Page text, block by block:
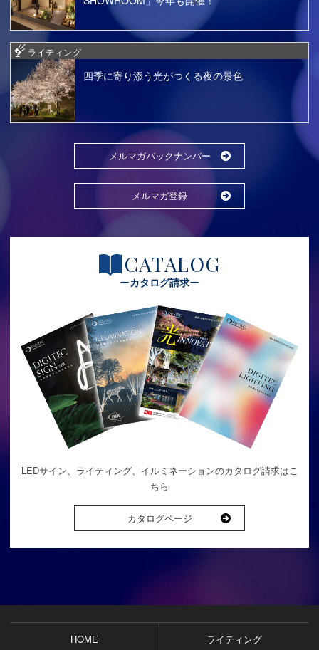
ライティング
四季に寄り添う光がつくる夜の景色
メルマガバックナンバー
メルマガ登録
CATALOG
カタログ請求
LEDサイン、ライティング、イルミネーションのカタログ請求はこ
ちら
カタログページ
HOME ライティング